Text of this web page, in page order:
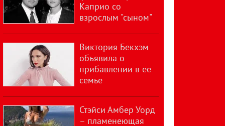
Каприо со
взрослым "сыном"
Виктория Бекхэм
объявила о
прибавлении в ее
семье
Стэйси Амбер Уорд
– пламенеющая